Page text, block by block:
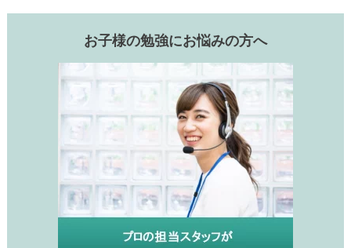
お子様の勉強にお悩みの方へ